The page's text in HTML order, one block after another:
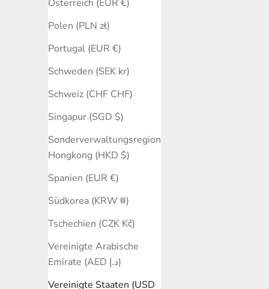
Österreich (EUR €)
Polen (PLN zł)
Portugal (EUR €)
Schweden (SEK kr)
Schweiz (CHF CHF)
Singapur (SGD $)
Sonderverwaltungsregion
Hongkong (HKD $)
Spanien (EUR €)
Südkorea (KRW ₩)
Tschechien (CZK Kč)
Vereinigte Arabische
Emirate (AED د.إ)
Vereinigte Staaten (USD
Mattierter Ring Karneol - Sterling
Angebot
$201.00 USD